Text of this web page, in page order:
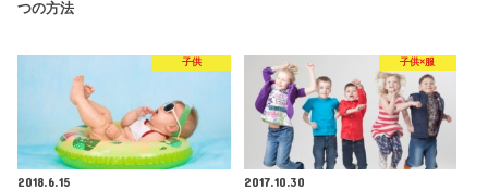
つの方法
子供
2018.6.15
子供×服
2017.10.30